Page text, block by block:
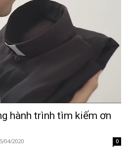
hành trình tìm kiếm ơn
04/2020 0